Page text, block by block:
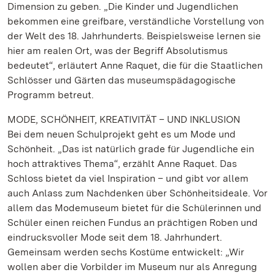
Dimension zu geben. „Die Kinder und Jugendlichen
bekommen eine greifbare, verständliche Vorstellung von
der Welt des 18. Jahrhunderts. Beispielsweise lernen sie
hier am realen Ort, was der Begriff Absolutismus
bedeutet“, erläutert Anne Raquet, die für die Staatlichen
Schlösser und Gärten das museumspädagogische
Programm betreut.
MODE, SCHÖNHEIT, KREATIVITÄT – UND INKLUSION
Bei dem neuen Schulprojekt geht es um Mode und
Schönheit. „Das ist natürlich grade für Jugendliche ein
hoch attraktives Thema“, erzählt Anne Raquet. Das
Schloss bietet da viel Inspiration – und gibt vor allem
auch Anlass zum Nachdenken über Schönheitsideale. Vor
allem das Modemuseum bietet für die Schülerinnen und
Schüler einen reichen Fundus an prächtigen Roben und
eindrucksvoller Mode seit dem 18. Jahrhundert.
Gemeinsam werden sechs Kostüme entwickelt: „Wir
wollen aber die Vorbilder im Museum nur als Anregung